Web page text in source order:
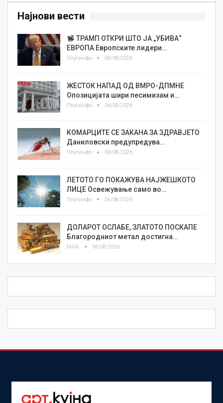
Најнови вести
ТРАМП ОТКРИ ШТО ЈА „УБИВА“
ЕВРОПА Европските лидери…
Плусинфо 06/08/2026
ЖЕСТОК НАПАД ОД ВМРО-ДПМНЕ
Опозицијата шири песимизам и…
Плусинфо 06/08/2026
КОМАРЦИТЕ СЕ ЗАКАНА ЗА ЗДРАВЈЕТО
Даниловски предупредува…
Плусинфо 06/08/2026
ЛЕТОТО ГО ПОКАЖУВА НАЈЖЕШКОТО
ЛИЦE Освежување само во…
Плусинфо 06/08/2026
ДОЛАРОТ ОСЛАБЕ, ЗЛАТОТО ПОСКАПЕ
Благородниот метал достигна…
МИА 06/08/2026